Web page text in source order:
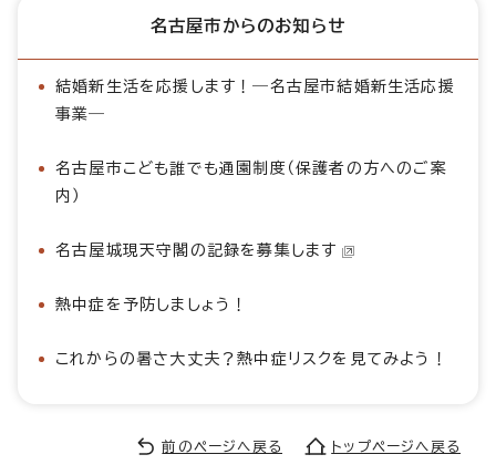
名古屋市からのお知らせ
結婚新生活を応援します！―名古屋市結婚新生活応援
事業―
名古屋市こども誰でも通園制度（保護者の方へのご案
内）
名古屋城現天守閣の記録を募集します
熱中症を予防しましょう！
これからの暑さ大丈夫？熱中症リスクを見てみよう！
前のページへ戻る トップページへ戻る